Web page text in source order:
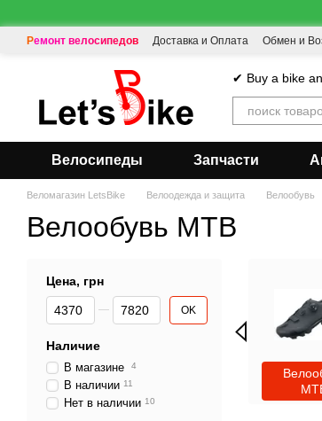
Ремонт велосипедов Доставка и Оплата Обмен и
✔ Buy a bike
Велосипеды Запчасти
Веломагазин LetsBike Велоодежда и защита Велообувь
Велообувь MTB
Цена, грн
От Цена, грн
До Цена, грн OK
Наличие
В магазине 4
В наличии 11
Нет в наличии 10